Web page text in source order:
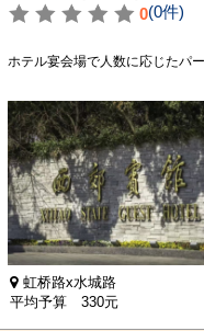
0(0件)
ホテル宴会場で人数に応じたパ
虹桥路x水城路
平均予算 330元